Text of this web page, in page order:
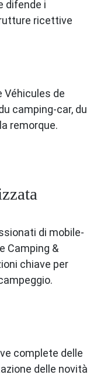
difende i
ricettive
Véhicules de
camping-car, du
remorque.
di mobile-
Camping &
chiave per
complete delle
delle novità